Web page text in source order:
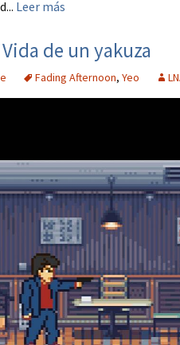
Leer más
de un yakuza
Fading Afternoon, Yeo